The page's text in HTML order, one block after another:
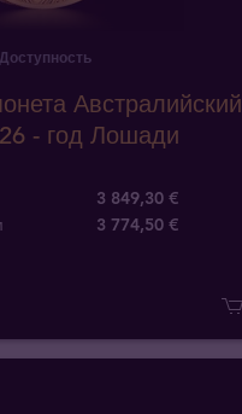
Доступность
Австралийский
- год Лошади
3 849,30 €
3 774,50 €